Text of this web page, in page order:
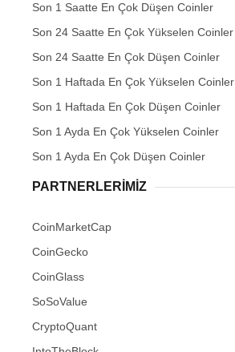
Son 1 Saatte En Çok Düşen Coinler
Son 24 Saatte En Çok Yükselen Coinler
Son 24 Saatte En Çok Düşen Coinler
Son 1 Haftada En Çok Yükselen Coinler
Son 1 Haftada En Çok Düşen Coinler
Son 1 Ayda En Çok Yükselen Coinler
Son 1 Ayda En Çok Düşen Coinler
PARTNERLERIMIZ
CoinMarketCap
CoinGecko
CoinGlass
SoSoValue
CryptoQuant